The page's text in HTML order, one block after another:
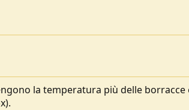
la temperatura più delle borracce